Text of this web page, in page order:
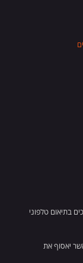
בתיאום טלפוני
יאסוף את